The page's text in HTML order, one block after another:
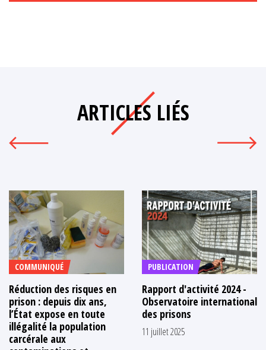
ARTICLES LIÉS
COMMUNIQUÉ
Réduction des risques en
prison : depuis dix ans,
l’État expose en toute
illégalité la population
carcérale aux
PUBLICATION
Rapport d'activité 2024 -
Observatoire international
des prisons
11 juillet 2025